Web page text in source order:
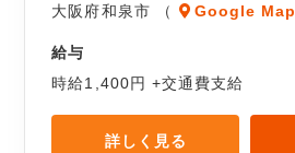
大阪府和泉市 （
Google Map
給与
時給1,400円 +交通費支給
詳しく見る